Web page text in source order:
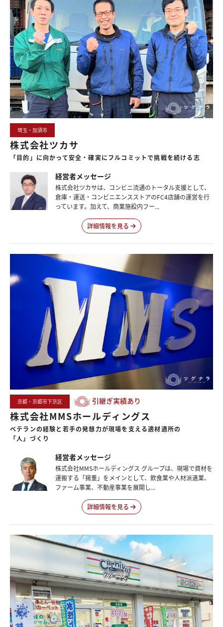
埼玉・加須市
株式会社ツカサ
「目的」に向かって安全・確実にフルコミットで挑戦を続ける志
経営者メッセージ
株式会社ツカサは、コンビニ流通のトータル支援として、
倉庫・運送・コンビニエンスストアのFC4店舗の運営を行
っています。加えて、商業施設内フー...
詳細情報を見る
京都・京都市下京区 引継ぎ実績あり
株式会社MMSホールディングス
ベテランの経験と 若手の発想力が現場を支える適材適所の
「人」づくり
経営者メッセージ
株式会社MMSホールディングス グループは、現場で資材を
運搬する「揚重」をメインとして、飲食業や人材派遣業、
ファーム事業、不動産事業を展開し...
詳細情報を見る